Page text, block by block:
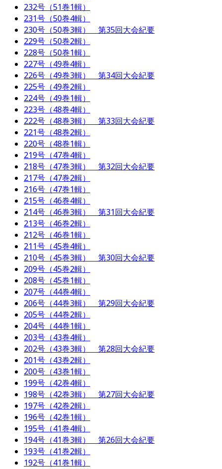
232号（51巻1輯）
231号（50巻4輯）
230号（50巻3輯） 第35回大会紀要
229号（50巻2輯）
228号（50巻1輯）
227号（49巻4輯）
226号（49巻3輯） 第34回大会紀要
225号（49巻2輯）
224号（49巻1輯）
223号（48巻4輯）
222号（48巻3輯） 第33回大会紀要
221号（48巻2輯）
220号（48巻1輯）
219号（47巻4輯）
218号（47巻3輯） 第32回大会紀要
217号（47巻2輯）
216号（47巻1輯）
215号（46巻4輯）
214号（46巻3輯） 第31回大会紀要
213号（46巻2輯）
212号（46巻1輯）
211号（45巻4輯）
210号（45巻3輯） 第30回大会紀要
209号（45巻2輯）
208号（45巻1輯）
207号（44巻4輯）
206号（44巻3輯） 第29回大会紀要
205号（44巻2輯）
204号（44巻1輯）
203号（43巻4輯）
202号（43巻3輯） 第28回大会紀要
201号（43巻2輯）
200号（43巻1輯）
199号（42巻4輯）
198号（42巻3輯） 第27回大会紀要
197号（42巻2輯）
196号（42巻1輯）
195号（41巻4輯）
194号（41巻3輯） 第26回大会紀要
193号（41巻2輯）
192号（41巻1輯）